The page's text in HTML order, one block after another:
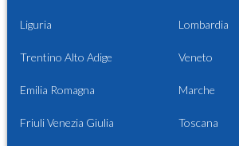
Liguria Lombardia
Trentino Alto Adige Veneto
Emilia Romagna Marche
Friuli Venezia Giulia Toscana